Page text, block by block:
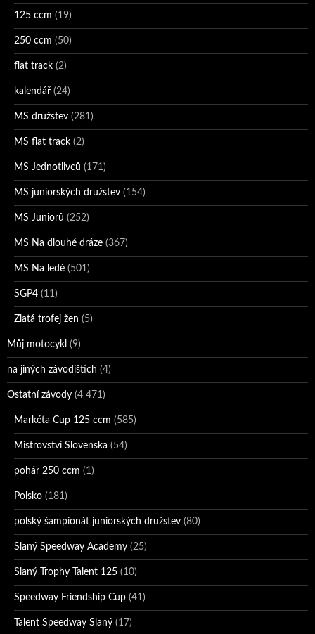
125 ccm (19)
250 ccm (50)
flat track (2)
kalendář (24)
MS družstev (281)
MS flat track (2)
MS Jednotlivců (171)
MS juniorských družstev (154)
MS Juniorů (252)
MS Na dlouhé dráze (367)
MS Na ledě (501)
SGP4 (11)
Zlatá trofej žen (5)
Můj motocykl (9)
na jiných závodištích (4)
Ostatní závody (4 471)
Markéta Cup 125 ccm (585)
Mistrovství Slovenska (54)
pohár 250 ccm (1)
Polsko (181)
polský šampionát juniorských družstev (80)
Slaný Speedway Academy (25)
Slaný Trophy Talent 125 (10)
Speedway Friendship Cup (41)
Talent Speedway Slaný (17)